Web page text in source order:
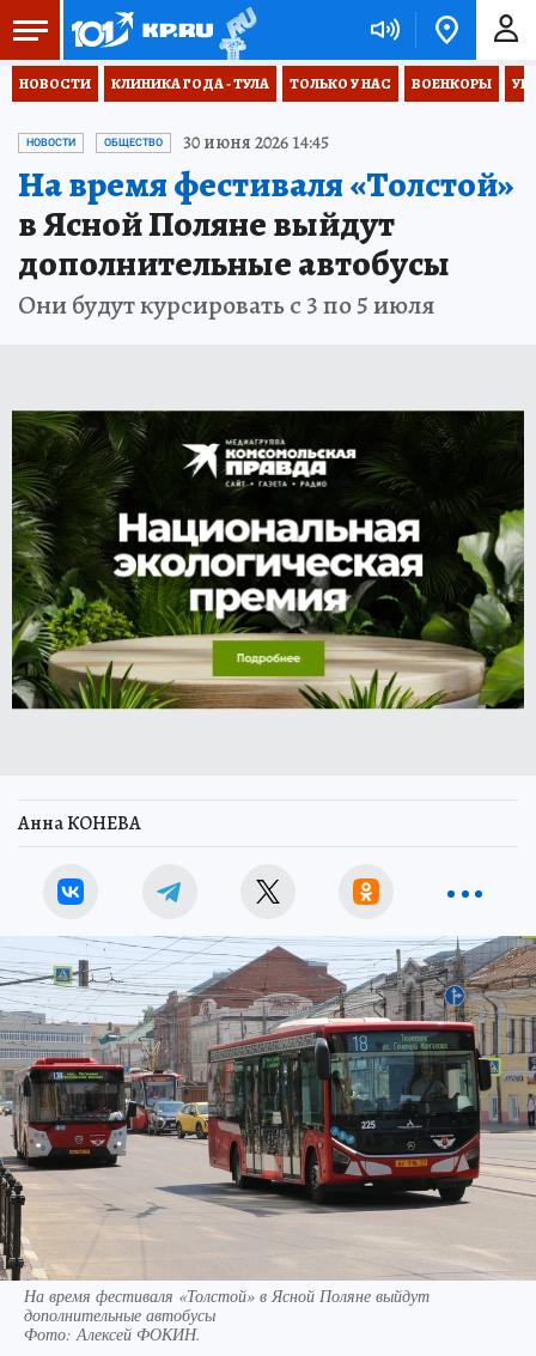
НОВОСТИ КЛИНИКА ГОДА - ТУЛА ТОЛЬКО У НАС ВОЕНКОРЫ
НОВОСТИ ОБЩЕСТВО 30 июня 2026 14:45
На время фестиваля «Толстой»
в Ясной Поляне выйдут
дополнительные автобусы
Они будут курсировать с 3 по 5 июля
Анна КОНЕВА
На время фестиваля «Толстой» в Ясной Поляне выйдут
дополнительные автобусы
Фото:Алексей ФОКИН.